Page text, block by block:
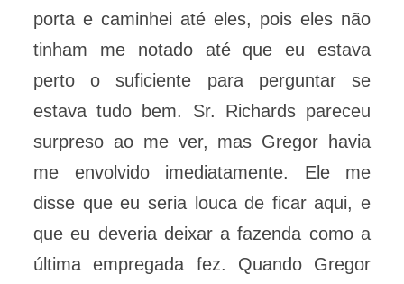
porta e caminhei até eles, pois eles não
tinham me notado até que eu estava
perto o suficiente para perguntar se
estava tudo bem. Sr. Richards pareceu
surpreso ao me ver, mas Gregor havia
me envolvido imediatamente. Ele me
disse que eu seria louca de ficar aqui, e
que eu deveria deixar a fazenda como a
última empregada fez. Quando Gregor